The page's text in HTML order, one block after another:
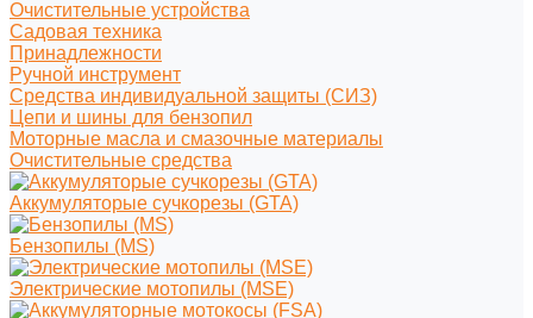
Очистительные устройства
Садовая техника
Принадлежности
Ручной инструмент
Средства индивидуальной защиты (СИЗ)
Цепи и шины для бензопил
Моторные масла и смазочные материалы
Очистительные средства
Аккумуляторые сучкорезы (GTA)
Бензопилы (MS)
Электрические мотопилы (MSE)